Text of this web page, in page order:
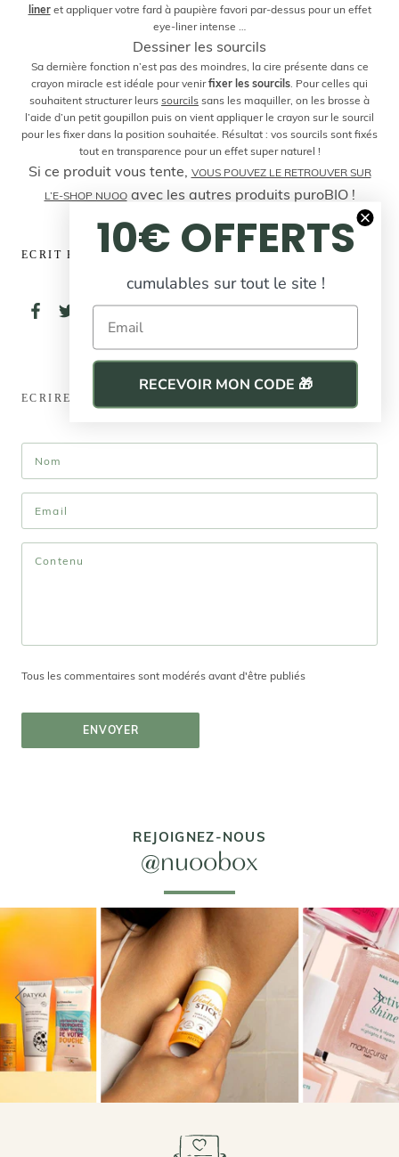
lineret appliquer votre fard à paupière favori par-dessus pour un effet
eye-liner intense …
Dessiner les sourcils
Sa dernière fonction n’est pas des moindres, la cire présente dans ce
crayon miracle est idéale pour venirfixer les sourcils . Pour celles qui
souhaitent structurer leurs sourcils sans les maquiller, on les brosse à
l’aide d’un petit goupillon puis on vient appliquer le crayon sur le sourcil
pour les fixer dans la position souhaitée. Résultat : vos sourcils sont fixés
tout en transparence pour un effet super naturel !
Si ce produit vous tente, VOUS POUVEZ LE RETROUVER SUR
L’E-SHOP NUOOavec les autres produits puroBIO !
ECRIT PAR GWÉNAËLLE GONZALEZ
ECRIRE UN COMMENTAIRE
Tous les commentaires sont modérés avant d'être publiés
ENVOYER
REJOIGNEZ-NOUS
@nuoobox
10€ OFFERTS
cumulables sur tout le site !
Email
RECEVOIR MON CODE 🎁